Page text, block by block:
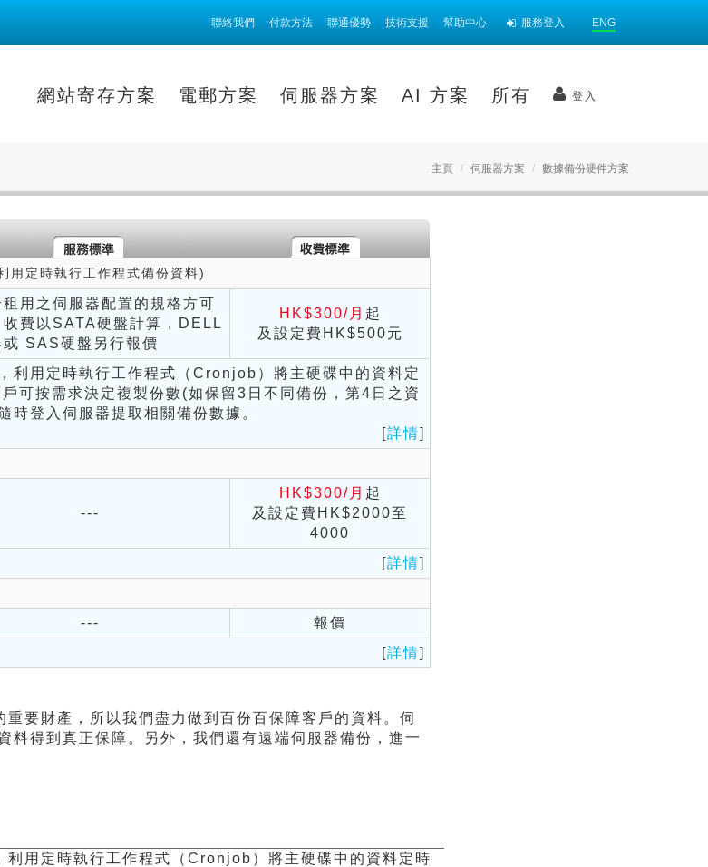
聯絡我們 付款方法 聯通優勢 技術支援 幫助中心 服務登入 ENG
電郵方案 伺服器方案 AI 方案 所有 登入
主頁 伺服器方案 數據備份硬件方案
用定時執行工作程式備份資料)
租用之伺服器配置的規格方可
收費以SATA硬盤計算 , DELL
或 SAS硬盤另行報價
HK$300/月 起
及設定費HK$500元
利用定時執行工作程式（Cronjob）將主硬碟中的資料定
可按需求決定複製份數(如保留3日不同備份，第4日之資
時登入伺服器提取相關備份數據。
[詳情]
---
HK$300/月 起
及設定費HK$2000至
4000
[詳情]
---
報價
[詳情]
要財產，所以我們盡力做到百份百保障客戶的資料。伺
料得到真正保障。另外，我們還有遠端伺服器備份，進一
利用定時執行工作程式（Cronjob）將主硬碟中的資料定時